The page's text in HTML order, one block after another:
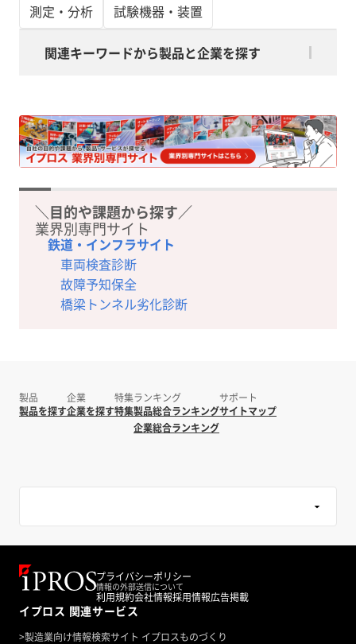
測定・分析 試験機器・装置
関連キーワードから製品と企業を探す
＼目的や課題から探す／
業界別専門サイト
鉄道・インフラサイト
車両検査診断
故障予知保全
橋梁トンネル劣化診断
製品
製品を探す
企業
企業を探す
特集
特集
ランキング
製品総合ランキング
企業総合ランキング
サポート
サイトマップ
プライバシーポリシー
情報の外部送信について
利用規約会社情報採用情報広告掲載
イプロス 関連サービス
>製造業向け情報検索サイト イプロスものづくり